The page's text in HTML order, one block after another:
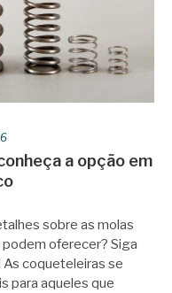
a opção em
sobre as molas
oferecer? Siga
coqueteleiras se
para aqueles que